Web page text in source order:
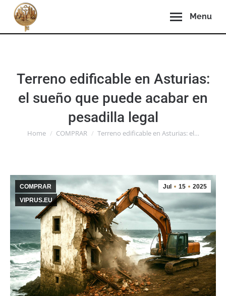
Menu
Terreno edificable en Asturias:
el sueño que puede acabar en
pesadilla legal
You are here:
Home COMPRAR Terreno edificable en Asturias: el…
Jul 15 2025
COMPRAR
VIPRUS.EU